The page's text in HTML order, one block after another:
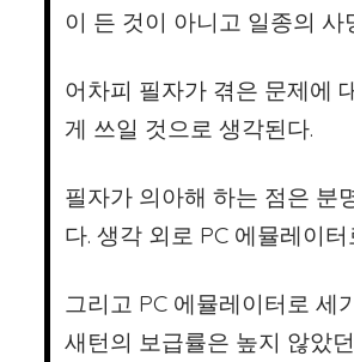
이 든 것이 아니고 일종의
어차피 필자가 겪은 문제에
게 쓰일 것으로 생각된다.
필자가 의아해 하는 점은 분
다. 생각 외로 PC 에뮬레이
그리고 PC 에뮬레이터로 세
새턴의 보급률은 높지 않았